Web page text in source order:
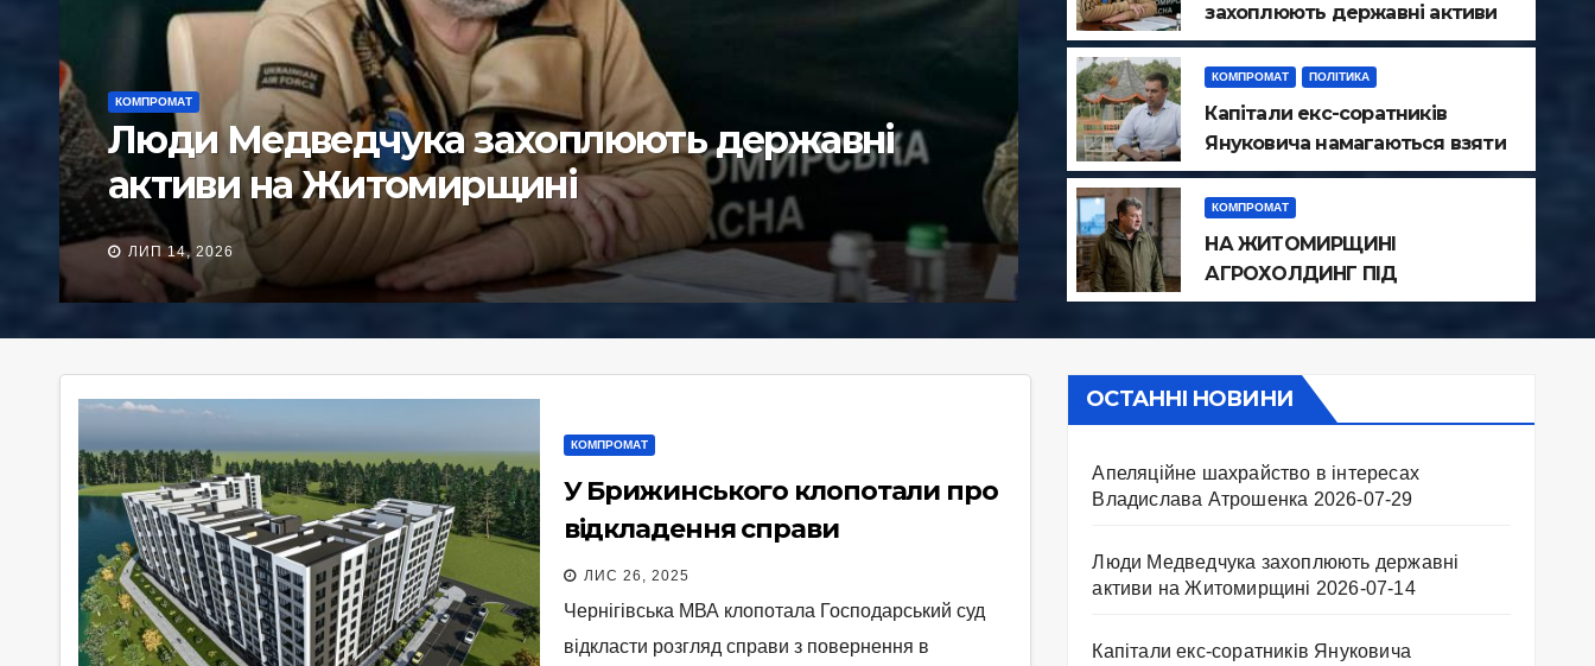
КОМПРОМАТ ПОЛІТИКА
Капітали екс-соратників Януковича
намагаються взяти під контроль поліцію
Чернігівщини
ТРА 28, 2026
КОМПРОМАТ
НА ЖИТОМИРЩИНІ
ПРИКРИТТЯМ
ДЕРЖАВНИЙ ВРОЖАЙ
ТРА 27, 2026
захоплюють державні активи
на Житомирщині
КОМПРОМАТ ПОЛІТИКА
Капітали екс-соратників
Януковича намагаються взяти
під контроль поліцію
Чернігівщини
КОМПРОМАТ
НА ЖИТОМИРЩИНІ
АГРОХОЛДИНГ ПІД
ПРИКРИТТЯМ СИЛОВИКІВ
ЗНИЩУЄ ДЕРЖАВНИЙ
КОМПРОМАТ
У Брижинського клопотали про
відкладення справи
«Стрижень-1»
ЛИС 26, 2025
Чернігівська МВА клопотала Господарський суд
відкласти розгляд справи з повернення в
ОСТАННІ НОВИНИ
Апеляційне шахрайство в інтересах
Владислава Атрошенка 2026-07-29
Люди Медведчука захоплюють державні
активи на Житомирщині 2026-07-14
Капітали екс-соратників Януковича